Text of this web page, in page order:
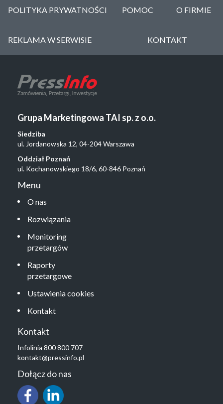
POLITYKA PRYWATNOŚCI POMOC O FIRMIE
REKLAMA W SERWISIE KONTAKT
Grupa Marketingowa TAI sp. z o.o.
Siedziba
ul. Jordanowska 12, 04-204 Warszawa
Oddział Poznań
ul. Kochanowskiego 18/6, 60-846 Poznań
Menu
O nas
Rozwiązania
Monitoring
przetargów
Raporty
przetargowe
Ustawienia cookies
Kontakt
Kontakt
Infolinia 800 800 707
kontakt@pressinfo.pl
Dołącz do nas